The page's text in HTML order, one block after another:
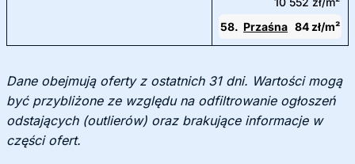
58. Przaśna 84 zł/m²
Dane obejmują oferty z ostatnich 31 dni. Wartości mogą
być przybliżone ze względu na odfiltrowanie ogłoszeń
odstających (outlierów) oraz brakujące informacje w
części ofert.